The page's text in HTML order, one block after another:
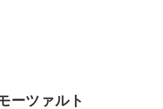
ーツァルト